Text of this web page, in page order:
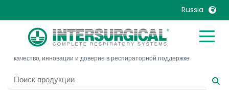
Russia
United Kingdom
United States
Italia
качество, инновации и доверие в респираторной поддержке